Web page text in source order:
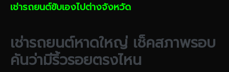
เช่ารถยนต์ขับเองไปต่างจังหวัด
เช่ารถยนต์หาดใหญ่ เช็คสภาพรอบ
คันว่ามีริ้วรอยตรงไหน